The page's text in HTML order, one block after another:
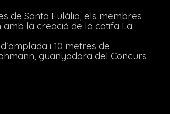
de Santa Eulàlia, els membres
amb la creació de la catifa La
i 10 metres de
guanyadora del Concurs